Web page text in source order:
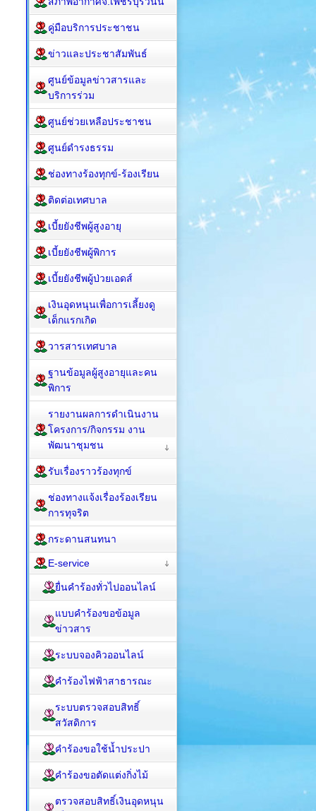
คู่มือบริการประชาชน
ข่าวและประชาสัมพันธ์
ศูนย์ข้อมูลข่าวสารและ
บริการร่วม
ศูนย์ช่วยเหลือประชาชน
ศูนย์ดำรงธรรม
ช่องทางร้องทุกข์-ร้องเรียน
ติดต่อเทศบาล
เบี้ยยังชีพผู้สูงอายุ
เบี้ยยังชีพผู้พิการ
เบี้ยยังชีพผู้ป่วยเอดส์
เงินอุดหนุนเพื่อการเลี้ยงดู
เด็กแรกเกิด
วารสารเทศบาล
ฐานข้อมูลผู้สูงอายุและคน
พิการ
รายงานผลการดำเนินงาน
โครงการ/กิจกรรม งาน
พัฒนาชุมชน
รับเรื่องราวร้องทุกข์
ช่องทางแจ้งเรื่องร้องเรียน
การทุจริต
กระดานสนทนา
E-service
ยื่นคำร้องทั่วไปออนไลน์
แบบคำร้องขอข้อมูล
ข่าวสาร
ระบบจองคิวออนไลน์
คำร้องไฟฟ้าสาธารณะ
ระบบตรวจสอบสิทธิ์
สวัสดิการ
คำร้องขอใช้น้ำประปา
คำร้องขอตัดแต่งกิ่งไม้
ตรวจสอบสิทธิ์เงินอุดหนุน